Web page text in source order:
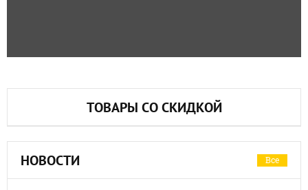
ТОВАРЫ СО СКИДКОЙ
НОВОСТИ Все